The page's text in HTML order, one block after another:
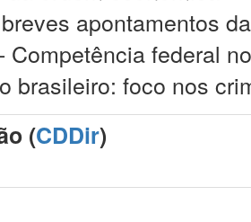
apontamentos
Competência federal
brasileiro: foco nos
(CDDir)